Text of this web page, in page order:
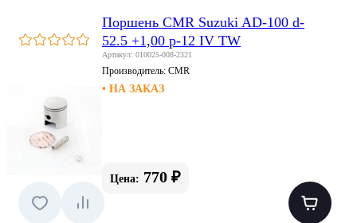
Поршень CMR Suzuki AD-100 d-
52.5 +1,00 p-12 IV TW
Артикул: 010025-008-2321
Производитель: CMR
• НА ЗАКАЗ
Цена: 770 ₽